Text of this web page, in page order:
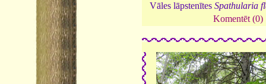
Vāles lāpstenītes Spathularia
Komentēt (0)